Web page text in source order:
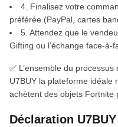
4. Finalisez votre
préférée (PayPal, cartes
5. Attendez que le
Gifting ou l’échange face-à-
✅ L’ensemble du
U7BUY la plateforme idéale
achètent des objets Fortnite
Déclaration